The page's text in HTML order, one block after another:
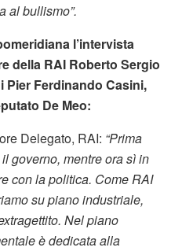
al bullismo”.
l’intervista
della RAI Roberto Sergio
Pier Ferdinando Casini,
De Meo:
Delegato, RAI: “Prima
governo, mentre ora sì in
con la politica. Come RAI
su piano industriale,
Nel piano
è dedicata alla